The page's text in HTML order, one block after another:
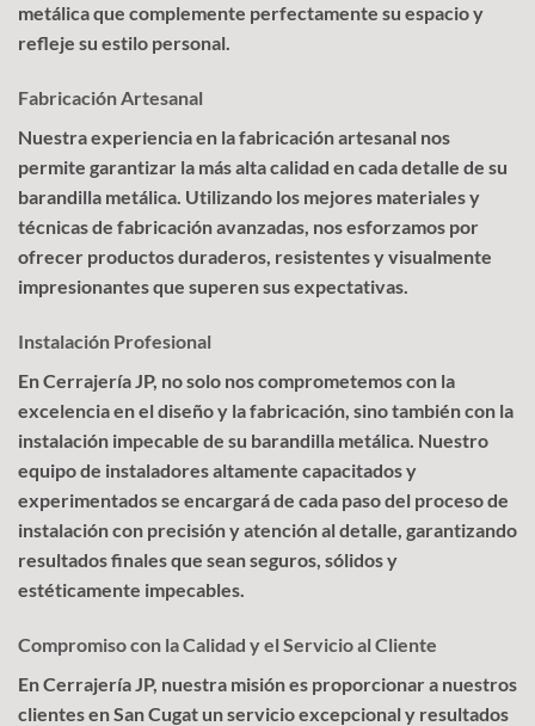
metálica que complemente perfectamente su espacio y
refleje su estilo personal.
Fabricación Artesanal
Nuestra experiencia en la fabricación artesanal nos
permite garantizar la más alta calidad en cada detalle de su
barandilla metálica. Utilizando los mejores materiales y
técnicas de fabricación avanzadas, nos esforzamos por
ofrecer productos duraderos, resistentes y visualmente
impresionantes que superen sus expectativas.
Instalación Profesional
En Cerrajería JP, no solo nos comprometemos con la
excelencia en el diseño y la fabricación, sino también con la
instalación impecable de su barandilla metálica. Nuestro
equipo de instaladores altamente capacitados y
experimentados se encargará de cada paso del proceso de
instalación con precisión y atención al detalle, garantizando
resultados finales que sean seguros, sólidos y
estéticamente impecables.
Compromiso con la Calidad y el Servicio al Cliente
En Cerrajería JP, nuestra misión es proporcionar a nuestros
clientes en San Cugat un servicio excepcional y resultados